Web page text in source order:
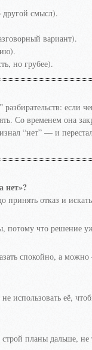
другой смысл).
вариант).
но грубее).
если
Со временем она
“нет” — и
нет»?
принять отказ и
потому что решение
спокойно, а
использовать её,
планы дальше, не